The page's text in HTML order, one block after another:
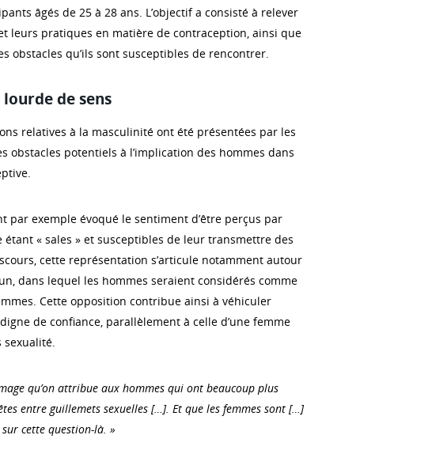
âgés de 25 à 28 ans. L’objectif a consisté à relever
leurs pratiques en matière de contraception, ainsi que
obstacles qu’ils sont susceptibles de rencontrer.
de sens
relatives à la masculinité ont été présentées par les
obstacles potentiels à l’implication des hommes dans
par exemple évoqué le sentiment d’être perçus par
« sales » et susceptibles de leur transmettre des
cette représentation s’articule notamment autour
dans lequel les hommes seraient considérés comme
Cette opposition contribue ainsi à véhiculer
de confiance, parallèlement à celle d’une femme
sexualité.
qu’on attribue aux hommes qui ont beaucoup plus
entre guillemets sexuelles […]. Et que les femmes sont […]
cette question-là. »